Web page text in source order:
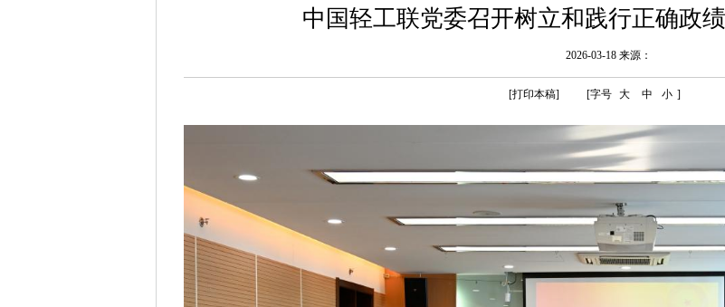
中国轻工联党委召开树立和践行正确政
2026-03-18 来源：
[打印本稿] [字号 大 中 小 ]